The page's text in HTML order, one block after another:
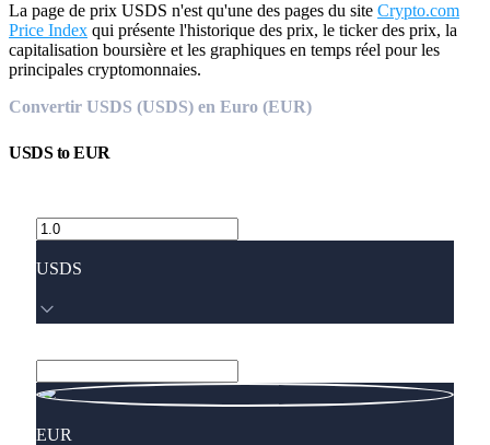
La page de prix USDS n'est qu'une des pages du site Crypto.com
Price Index qui présente l'historique des prix, le ticker des prix, la
capitalisation boursière et les graphiques en temps réel pour les
principales cryptomonnaies.
Convertir USDS (USDS) en Euro (EUR)
USDStoEUR
USDS
EUR